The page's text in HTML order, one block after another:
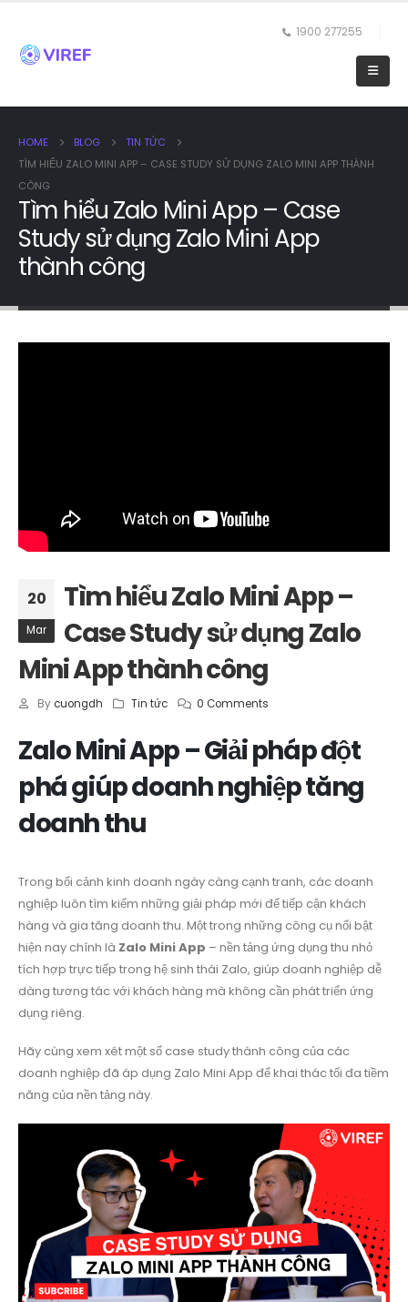
1900 277255
HOME BLOG
TIN TỨC
TÌM HIỂU ZALO MINI APP – CASE STUDY SỬ DỤNG ZALO MINI APP THÀNH
CÔNG
Tìm hiểu Zalo Mini App – Case
Study sử dụng Zalo Mini App
thành công
20
Mar
Tìm hiểu Zalo Mini App –
Case Study sử dụng Zalo
Mini App thành công
By cuongdh Tin tức 0 Comments
Zalo Mini App – Giải pháp đột
phá giúp doanh nghiệp tăng
doanh thu
Trong bối cảnh kinh doanh ngày càng cạnh tranh, các doanh
nghiệp luôn tìm kiếm những giải pháp mới để tiếp cận khách
hàng và gia tăng doanh thu. Một trong những công cụ nổi bật
hiện nay chính là Zalo Mini App – nền tảng ứng dụng thu nhỏ
tích hợp trực tiếp trong hệ sinh thái Zalo, giúp doanh nghiệp dễ
dàng tương tác với khách hàng mà không cần phát triển ứng
dụng riêng.
Hãy cùng xem xét một số case study thành công của các
doanh nghiệp đã áp dụng Zalo Mini App để khai thác tối đa tiềm
năng của nền tảng này.